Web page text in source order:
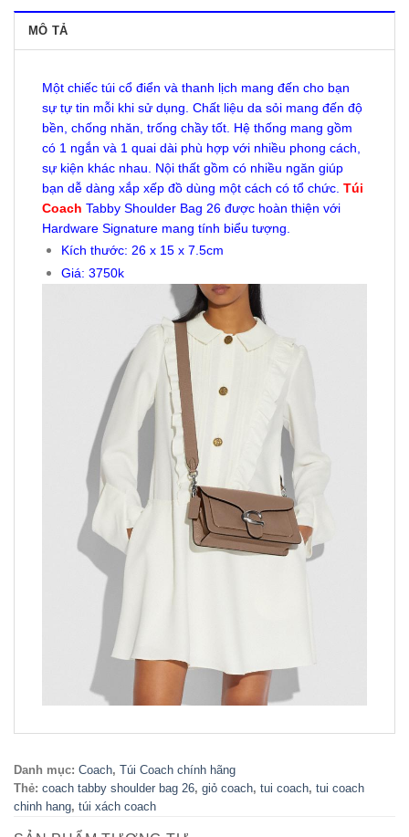
MÔ TẢ
Một chiếc túi cổ điển và thanh lịch mang đến cho bạn
sự tự tin mỗi khi sử dụng. Chất liệu da sỏi mang đến độ
bền, chống nhăn, trống chầy tốt. Hệ thống mang gồm
có 1 ngắn và 1 quai dài phù hợp với nhiều phong cách,
sự kiện khác nhau. Nội thất gồm có nhiều ngăn giúp
bạn dễ dàng xắp xếp đồ dùng một cách có tổ chức. Túi
Coach Tabby Shoulder Bag 26 được hoàn thiện với
Hardware Signature mang tính biểu tượng.
Kích thước: 26 x 15 x 7.5cm
Giá: 3750k
Danh mục: Coach, Túi Coach chính hãng
Thẻ: coach tabby shoulder bag 26, giỏ coach, tui coach, tui coach
chinh hang, túi xách coach